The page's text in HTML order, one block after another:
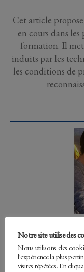
Cet article
en cours dans
formation. Il
induits par les
les conditions de
Le silence
l’indicible dans
Notre site utilise des
Nous utilisons des
l'expérience la plus
visites répétées. En